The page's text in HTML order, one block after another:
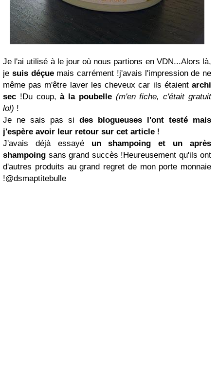
Je l'ai utilisé à le jour où nous partions en VDN...Alors là,
je suis déçuemais carrément !j'avais l'impression de ne
même pas m'être laver les cheveux car ils étaient archi
sec !Du coup,à la poubelle (m'en fiche, c'était gratuit
lol) !
Je ne sais pas si des blogueuses l'ont testé mais
j'espère avoir leur retour sur cet article !
J'avais déjà essayé un shampoing et un après
shampoing sans grand succès !Heureusement qu'ils ont
d'autres produits au grand regret de mon porte monnaie
!@dsmaptitebulle